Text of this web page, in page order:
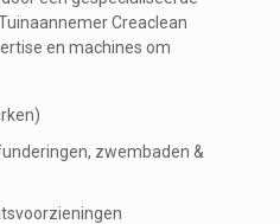
Creaclean
en machines om
zwembaden &